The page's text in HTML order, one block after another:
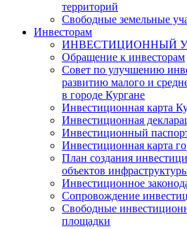
территорий
Свободные земельные
Инвесторам
ИНВЕСТИЦИОННЫЙ
Обращение к инвесторам
Совет по улучшению
развитию малого и
в городе Кургане
Инвестиционная карта
Инвестиционная
Инвестиционный
Инвестиционная карта
План создания
объектов
Инвестиционное
Сопровождение
Свободные
площадки